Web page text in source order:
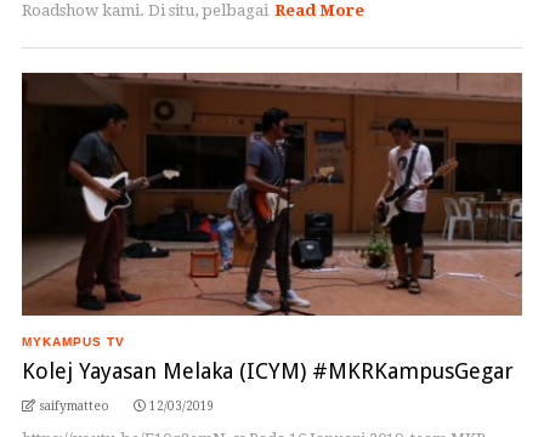
Roadshow kami. Di situ, pelbagai Read More
MYKAMPUS TV
Kolej Yayasan Melaka (ICYM) #MKRKampusGegar
saifymatteo 12/03/2019